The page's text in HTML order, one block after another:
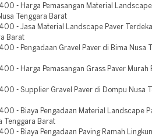
- Harga Pemasangan Material
Tenggara Barat
- Jasa Material Landscape Paver
Barat
- Pengadaan Gravel Paver di Bima Nusa
- Harga Pemasangan Grass Paver Murah
- Supplier Gravel Paver di Dompu Nusa
- Biaya Pengadaan Material Landscape
Tenggara Barat
- Biaya Pengadaan Paving Ramah